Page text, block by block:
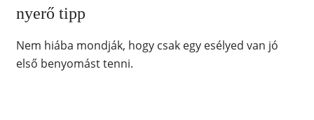
nyerő tipp
Nem hiába mondják, hogy csak egy esélyed van jó
első benyomást tenni.